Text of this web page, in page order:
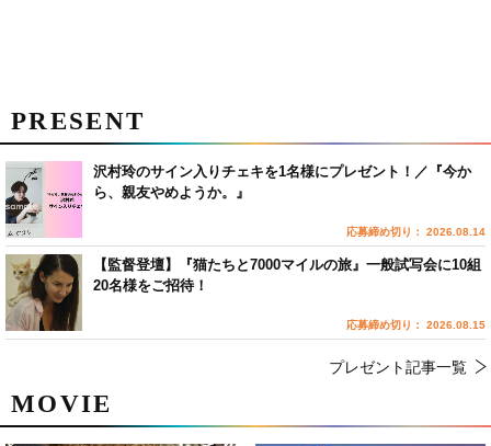
MOVIE
PRESENT
沢村玲のサイン入りチェキを1名様にプレゼント！／『今か
ら、親友やめようか。』
応募締め切り： 2026.08.14
【監督登壇】『猫たちと7000マイルの旅』一般試写会に10組
20名様をご招待！
応募締め切り： 2026.08.15
プレゼント記事一覧